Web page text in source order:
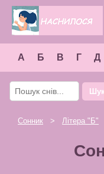
А Б В Г Д
Сонник > Літера " Б"